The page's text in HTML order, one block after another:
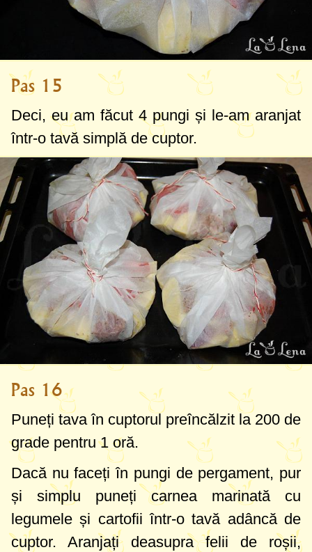
Pas 15
Deci, eu am făcut 4 pungi și le-am aranjat
într-o tavă simplă de cuptor.
Pas 16
Puneți tava în cuptorul preîncălzit la 200 de
grade pentru 1 oră.
Dacă nu faceți în pungi de pergament, pur
și simplu puneți carnea marinată cu
legumele și cartofii într-o tavă adâncă de
cuptor. Aranjați deasupra felii de roșii,